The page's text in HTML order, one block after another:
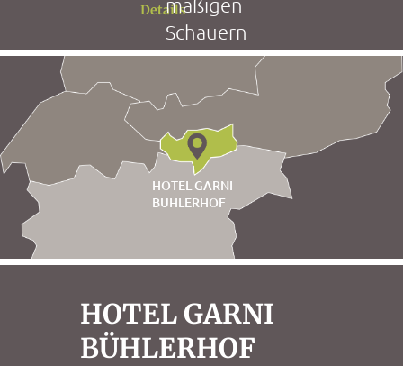
Details
HOTEL GARNI
BÜHLERHOF
HOTEL GARNI
BÜHLERHOF